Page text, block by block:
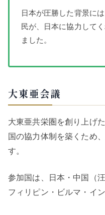
日本が圧勝した背景に
民が、日本に協力して
ました。
大東亜会議
大東亜共栄圏を創り上げ
国の協力体制を築くため、
す。
参加国は、日本・中国（
フィリピン・ビルマ・イン